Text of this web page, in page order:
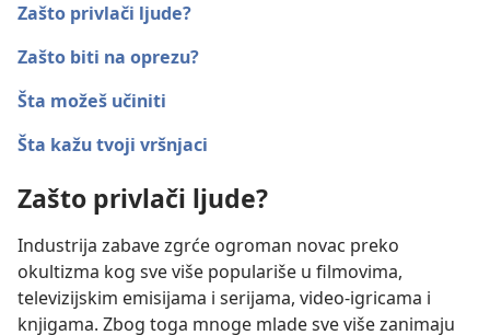
Zašto privlači ljude?
Zašto biti na oprezu?
Šta možeš učiniti
Šta kažu tvoji vršnjaci
Zašto privlači ljude?
Industrija zabave zgrće ogroman novac preko
okultizma kog sve više populariše u filmovima,
televizijskim emisijama i serijama, video-igricama i
knjigama. Zbog toga mnoge mlade sve više zanimaju